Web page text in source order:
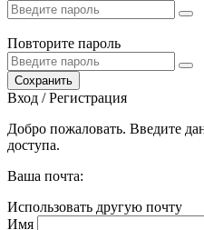
Повторите пароль
Сохранить
Вход / Регистрация
Добро пожаловать. Введите
доступа.
Ваша почта:
Использовать другую почту
Имя